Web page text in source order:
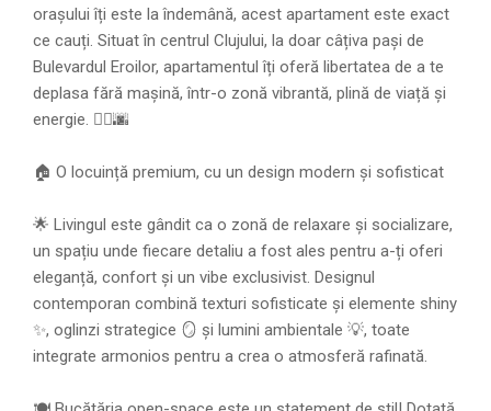
orașului îți este la îndemână, acest apartament este exact
ce cauți. Situat în centrul Clujului, la doar câțiva pași de
Bulevardul Eroilor, apartamentul îți oferă libertatea de a te
deplasa fără mașină, într-o zonă vibrantă, plină de viață și
energie. 🚶‍♂️🌆
🏠 O locuință premium, cu un design modern și sofisticat
🌟 Livingul este gândit ca o zonă de relaxare și socializare,
un spațiu unde fiecare detaliu a fost ales pentru a-ți oferi
eleganță, confort și un vibe exclusivist. Designul
contemporan combină texturi sofisticate și elemente shiny
✨, oglinzi strategice 🪞 și lumini ambientale 💡, toate
integrate armonios pentru a crea o atmosferă rafinată.